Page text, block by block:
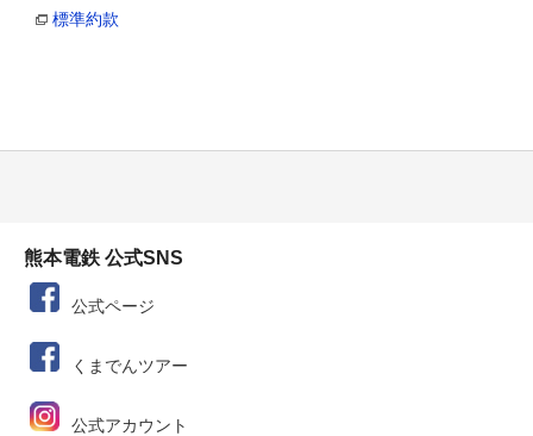
標準約款
熊本電鉄 公式SNS
公式ページ
くまでんツアー
公式アカウント